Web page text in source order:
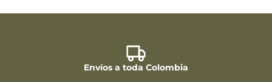
Envíos a toda Colombia